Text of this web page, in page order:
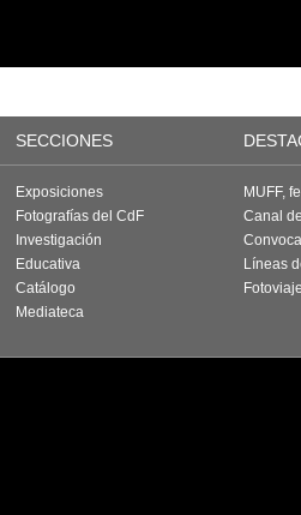
SECCIONES
Exposiciones
Fotografías del CdF
Investigación
Educativa
Catálogo
Mediateca
MUFF,
Canal
Líneas